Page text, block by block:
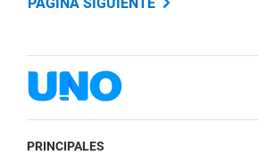
PÁGINA SIGUIENTE
PRINCIPALES